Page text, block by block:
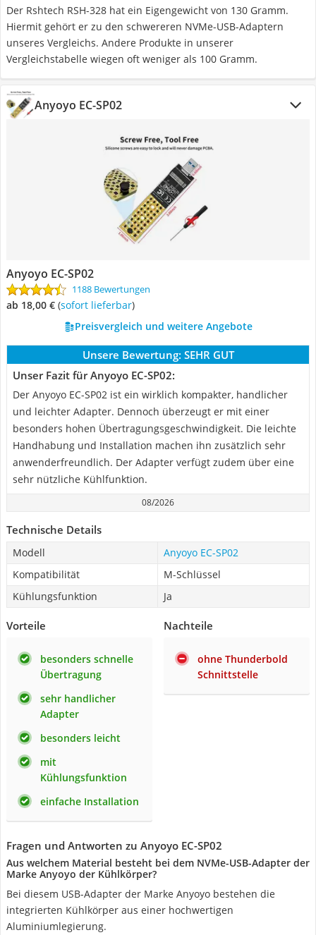
Der Rshtech RSH-328 hat ein Eigengewicht von 130 Gramm.
Hiermit gehört er zu den schwereren NVMe-USB-Adaptern
unseres Vergleichs. Andere Produkte in unserer
Vergleichstabelle wiegen oft weniger als 100 Gramm.
Anyoyo EC-SP02
Anyoyo EC-SP02
1188 Bewertungen
ab 18,00 € ( Sofort lieferbar)
Preisvergleich und weitere Angebote
Unsere Bewertung: SEHR GUT
Unser Fazit für Anyoyo EC-SP02:
Der Anyoyo EC-SP02 ist ein wirklich kompakter, handlicher
und leichter Adapter. Dennoch überzeugt er mit einer
besonders hohen Übertragungsgeschwindigkeit. Die leichte
Handhabung und Installation machen ihn zusätzlich sehr
anwenderfreundlich. Der Adapter verfügt zudem über eine
sehr nützliche Kühlfunktion.
08/2026
Technische Details
Modell
Anyoyo EC-SP02
Kompatibilität
M-Schlüssel
Kühlungsfunktion
Ja
Vorteile
besonders schnelle
Übertragung
sehr handlicher
Adapter
besonders leicht
mit
Kühlungsfunktion
einfache Installation
Nachteile
ohne Thunderbold
Schnittstelle
Fragen und Antworten zu Anyoyo EC-SP02
Aus welchem Material besteht bei dem NVMe-USB-Adapter der
Marke Anyoyo der Kühlkörper?
Bei diesem USB-Adapter der Marke Anyoyo bestehen die
integrierten Kühlkörper aus einer hochwertigen
Aluminiumlegierung.